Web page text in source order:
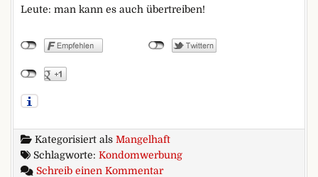
Leute: man kann es auch übertreiben!
Kategorisiert als Mangelhaft
Schlagworte: Kondomwerbung
Schreib einen Kommentarzu Johoho, und ’ne Buddel voll